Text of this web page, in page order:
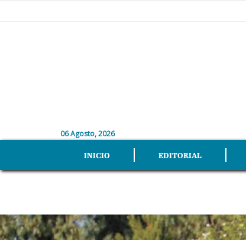
06 Agosto, 2026
INICIO EDITORIAL